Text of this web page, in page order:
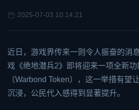
2025-07-03 10:14:21
近日，游戏界传来一则令人振奋的消
戏《绝地潜兵2》即将迎来一项全新
（Warbond Token），这一举措有望
沉浸，公民代入感得到显著提升。